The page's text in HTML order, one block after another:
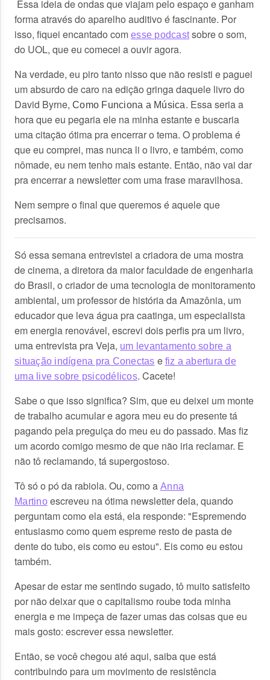
Essa ideia de ondas que viajam pelo espaço e ganham
forma através do aparelho auditivo é fascinante. Por
isso, fiquei encantado com esse podcast sobre o som,
do UOL, que eu comecei a ouvir agora.
Na verdade, eu piro tanto nisso que não resisti e paguei
um absurdo de caro na edição gringa daquele livro do
David Byrne, Como Funciona a Música. Essa seria a
hora que eu pegaria ele na minha estante e buscaria
uma citação ótima pra encerrar o tema. O problema é
que eu comprei, mas nunca li o livro, e também, como
nômade, eu nem tenho mais estante. Então, não vai dar
pra encerrar a newsletter com uma frase maravilhosa.
Nem sempre o final que queremos é aquele que
precisamos.
Só essa semana entrevistei a criadora de uma mostra
de cinema, a diretora da maior faculdade de engenharia
do Brasil, o criador de uma tecnologia de monitoramento
ambiental, um professor de história da Amazônia, um
educador que leva água pra caatinga, um especialista
em energia renovável, escrevi dois perfis pra um livro,
uma entrevista pra Veja, um levantamento sobre a
situação indígena pra Conectas e fiz a abertura de
uma live sobre psicodélicos. Cacete!
Sabe o que isso significa? Sim, que eu deixei um monte
de trabalho acumular e agora meu eu do presente tá
pagando pela preguiça do meu eu do passado. Mas fiz
um acordo comigo mesmo de que não iria reclamar. E
não tô reclamando, tá supergostoso.
Tô só o pó da rabiola. Ou, como a Anna
Martino escreveu na ótima newsletter dela, quando
perguntam como ela está, ela responde: "Espremendo
entusiasmo como quem espreme resto de pasta de
dente do tubo, eis como eu estou". Eis como eu estou
também.
Apesar de estar me sentindo sugado, tô muito satisfeito
por não deixar que o capitalismo roube toda minha
energia e me impeça de fazer umas das coisas que eu
mais gosto: escrever essa newsletter.
Então, se você chegou até aqui, saiba que está
contribuindo para um movimento de resistência